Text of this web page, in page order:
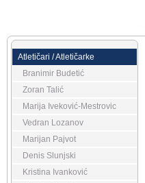
Atletičari / Atletičarke
Branimir Budetić
Zoran Talić
Marija Iveković-Mestrovic
Vedran Lozanov
Marijan Pajvot
Denis Slunjski
Kristina Ivanković